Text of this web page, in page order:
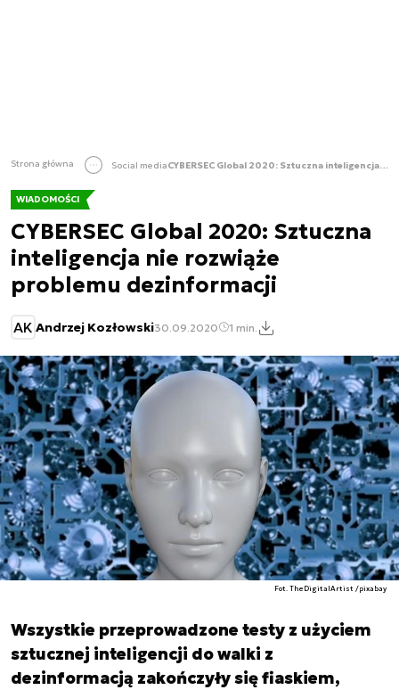
Strona główna Social media CYBERSEC Global 2020: Sztuczna inteligencja nie rozwiąże problemu dezinformacji
WIADOMOŚCI
CYBERSEC Global 2020: Sztuczna
inteligencja nie rozwiąże
problemu dezinformacji
AK Andrzej Kozłowski30.09.2020 1 min.
Fot. TheDigitalArtist /pixabay
Wszystkie przeprowadzone testy z użyciem
sztucznej inteligencji do walki z
dezinformacją zakończyły się fiaskiem,